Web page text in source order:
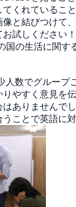
くれているこ
と結びつけて
試しください！
の生活に関す
人数でグルー
やすく意見を
ありませんで
ことで英語に